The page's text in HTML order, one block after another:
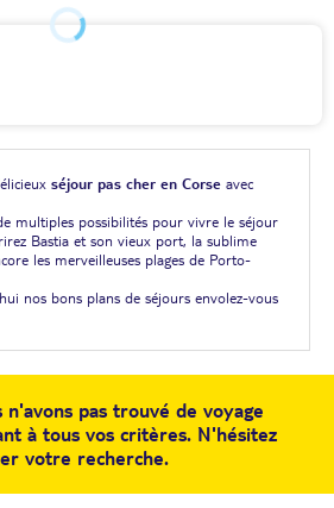
séjour pas cher en Corse avec
multiples possibilités pour vivre le séjour
Bastia et son vieux port, la sublime
les merveilleuses plages de Porto-
nos bons plans de séjours envolez-vous
n'avons pas trouvé de voyage
à tous vos critères. N'hésitez
votre recherche.